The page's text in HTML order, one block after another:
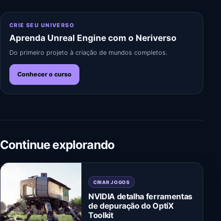
CRIE SEU UNIVERSO
Aprenda Unreal Engine com o Neriverso
Do primeiro projeto à criação de mundos completos.
Conhecer o curso
Continue explorando
CRIAR JOGOS
NVIDIA detalha ferramentas
de depuração do OptiX
Toolkit